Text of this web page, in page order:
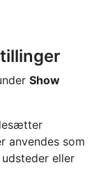
Show
anvendes som
eller